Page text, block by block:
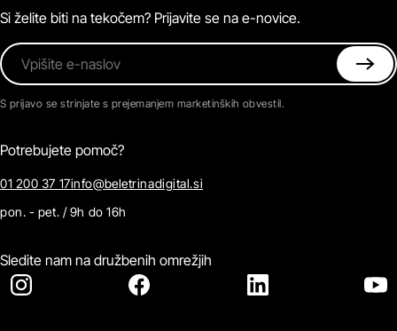
Kontaktirajte nas
Si želite biti na tekočem? Prijavite se na e-novice.
Vpišite e-naslov
S prijavo se strinjate s prejemanjem marketinških obvestil.
Potrebujete pomoč?
01 200 37 17info@beletrinadigital.si
pon. - pet. / 9h do 16h
Sledite nam na družbenih omrežjih